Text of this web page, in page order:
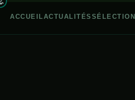
ACCUEILACTUALITÉS SÉLECTION